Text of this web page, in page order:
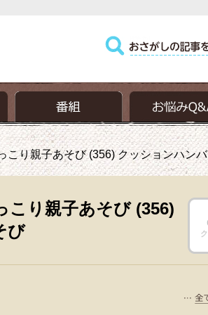
こり親子あそび (356) クッションハン
こり親子あそび (356)
び